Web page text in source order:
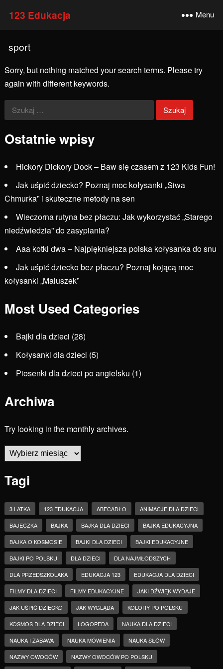
123 Edukacja Menu
sport
Sorry, but nothing matched your search terms. Please try
again with different keywords.
Szukaj:
Ostatnie wpisy
Hickory Dickory Dock – Baw się czasem z 123 Kids Fun!
Jak uśpić dziecko? Poznaj moc kołysanki „Siwa
Chmurka” i skuteczne metody na sen
Wieczorna rutyna bez płaczu: Jak wykorzystać „Starego
niedźwiedzia” do zasypiania?
Aaa kotki dwa – Najpiękniejsza polska kołysanka do snu
Jak uśpić dziecko bez płaczu? Poznaj kojącą moc
kołysanki „Maluszek”
Most Used Categories
Bajki dla dzieci (28)
Kołysanki dla dzieci (5)
Piosenki dla dzieci po angielsku (1)
Archiwa
Try looking in the monthly archives.
Archiwa
Tagi
3 LATKA 123 EDUKACJA ABECADŁO ANIMACJE DLA DZIECI
BAJECZKA BAJKA BAJKA DLA DZIECI BAJKA EDUKACYJNA
BAJKA O KOSMOSIE BAJKI DLA DZIECI BAJKI EDUKACYJNE
BAJKI PO POLSKU DLA DZIECI DLA NAJMŁODSZYCH
DLA PRZEDSZKOLAKA EDUKACJA 123 EDUKACJA DLA DZIECI
FILMY DLA DZIECI FILMY EDUKACYJNE JAKI DŹWIĘK WYDAJE
JAK UŚPIĆ DZIECKO JAK WYGLĄDA KOLORY PO POLSKU
KOSMOS DLA DZIECI LOGOPEDA NAUKA DLA DZIECI
NAUKA I ZABAWA NAUKA MÓWIENIA NAUKA SŁÓW
NAZWY OWOCÓW NAZWY OWOCÓW PO POLSKU